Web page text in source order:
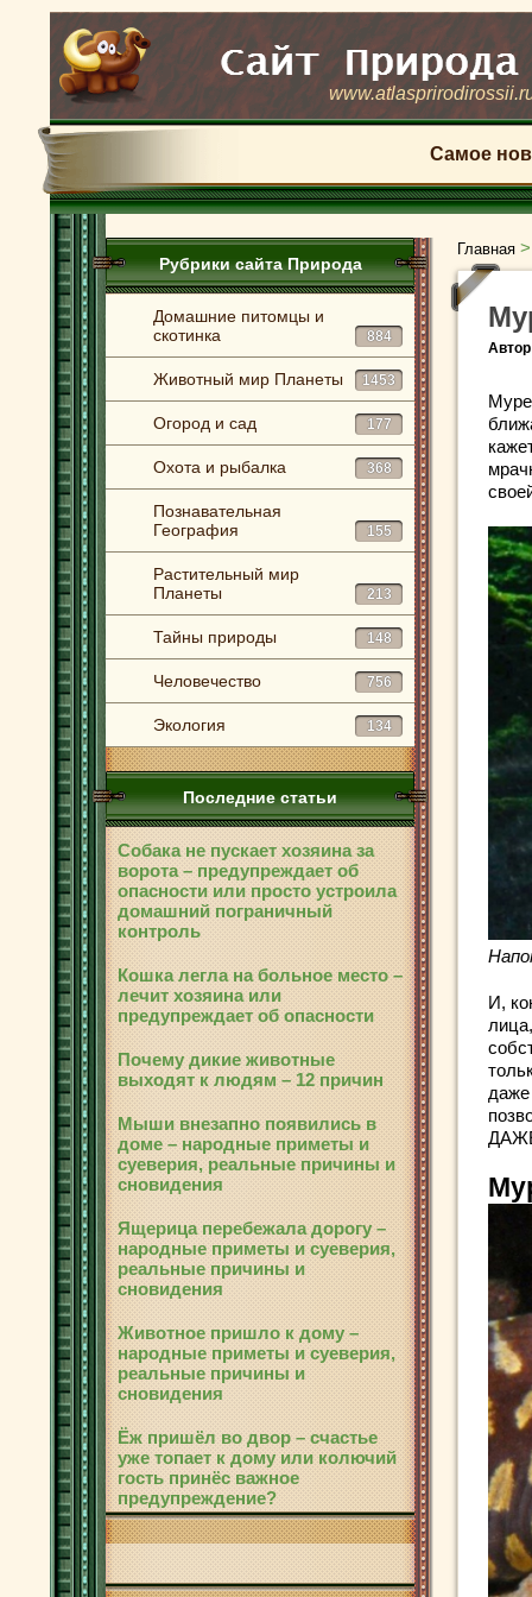
Самое
Рубрики сайта Природа
Домашние питомцы и
скотинка
884
Животный мир Планеты 1453
Огород и сад 177
Охота и рыбалка 368
Познавательная
География
155
Растительный мир
Планеты
213
Тайны природы 148
Человечество 756
Экология 134
Последние статьи
Собака не пускает хозяина за
ворота – предупреждает об
опасности или просто устроила
домашний пограничный
контроль
Кошка легла на больное место –
лечит хозяина или
предупреждает об опасности
Почему дикие животные
выходят к людям – 12 причин
Мыши внезапно появились в
доме – народные приметы и
суеверия, реальные причины и
сновидения
Ящерица перебежала дорогу –
народные приметы и суеверия,
реальные причины и
сновидения
Животное пришло к дому –
народные приметы и суеверия,
реальные причины и
сновидения
Ёж пришёл во двор – счастье
уже топает к дому или колючий
гость принёс важное
предупреждение?
Главная
И,